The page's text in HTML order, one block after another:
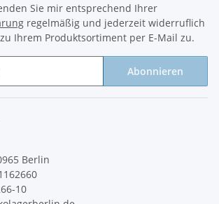
Sie mir entsprechend Ihrer
regelmäßig und jederzeit widerruflich
Ihrem Produktsortiment per E-Mail zu.
Abonnieren
Berlin
10